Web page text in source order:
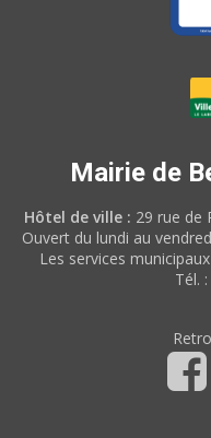
Mairie de
Hôtel de ville : 29 rue de
Ouvert du lundi au
Les services
Tél.